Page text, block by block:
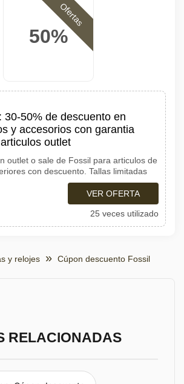
50%
Ofertas
30-50% de descuento en
y accesorios con garantia
outlet
outlet o sale de Fossil para articulos de
con descuento. Tallas limitadas
VER OFERTA
25 veces utilizado
y relojes Cúpon descuento Fossil
RELACIONADAS